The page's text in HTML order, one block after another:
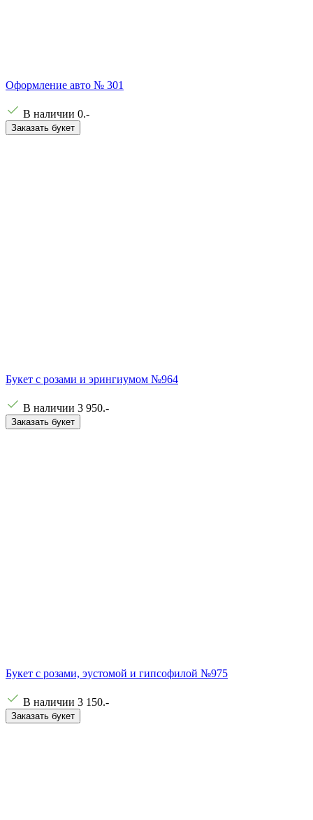
Оформление авто № 301
В наличии 0.-
Заказать букет
Букет с розами и эрингиумом №964
В наличии 3 950.-
Заказать букет
Букет с розами, эустомой и гипсофилой №975
В наличии 3 150.-
Заказать букет